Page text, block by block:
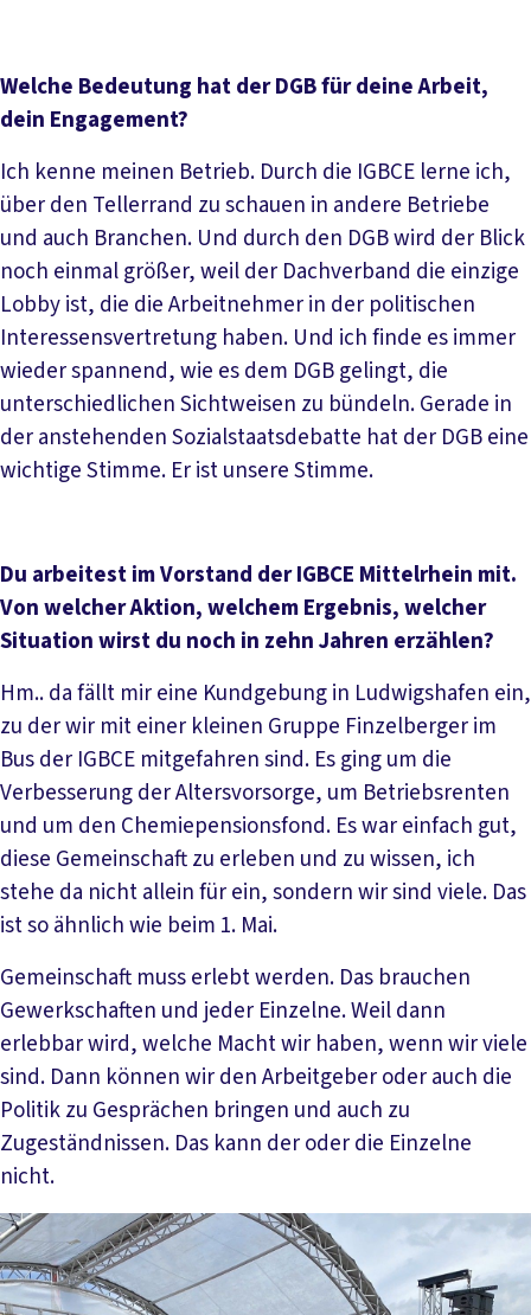
Welche Bedeutung hat der DGB für deine Arbeit,
dein Engagement?
Ich kenne meinen Betrieb. Durch die IGBCE lerne ich,
über den Tellerrand zu schauen in andere Betriebe
und auch Branchen. Und durch den DGB wird der Blick
noch einmal größer, weil der Dachverband die einzige
Lobby ist, die die Arbeitnehmer in der politischen
Interessensvertretung haben. Und ich finde es immer
wieder spannend, wie es dem DGB gelingt, die
unterschiedlichen Sichtweisen zu bündeln. Gerade in
der anstehenden Sozialstaatsdebatte hat der DGB eine
wichtige Stimme. Er ist unsere Stimme.
Du arbeitest im Vorstand der IGBCE Mittelrhein mit.
Von welcher Aktion, welchem Ergebnis, welcher
Situation wirst du noch in zehn Jahren erzählen?
Hm.. da fällt mir eine Kundgebung in Ludwigshafen ein,
zu der wir mit einer kleinen Gruppe Finzelberger im
Bus der IGBCE mitgefahren sind. Es ging um die
Verbesserung der Altersvorsorge, um Betriebsrenten
und um den Chemiepensionsfond. Es war einfach gut,
diese Gemeinschaft zu erleben und zu wissen, ich
stehe da nicht allein für ein, sondern wir sind viele. Das
ist so ähnlich wie beim 1. Mai.
Gemeinschaft muss erlebt werden. Das brauchen
Gewerkschaften und jeder Einzelne. Weil dann
erlebbar wird, welche Macht wir haben, wenn wir viele
sind. Dann können wir den Arbeitgeber oder auch die
Politik zu Gesprächen bringen und auch zu
Zugeständnissen. Das kann der oder die Einzelne
nicht.